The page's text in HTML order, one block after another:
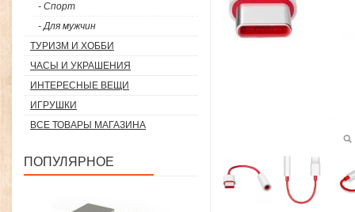
- Спорт
- Для мужчин
ТУРИЗМ И ХОББИ
ЧАСЫ И УКРАШЕНИЯ
ИНТЕРЕСНЫЕ ВЕЩИ
ИГРУШКИ
ВСЕ ТОВАРЫ МАГАЗИНА
ПОПУЛЯРНОЕ